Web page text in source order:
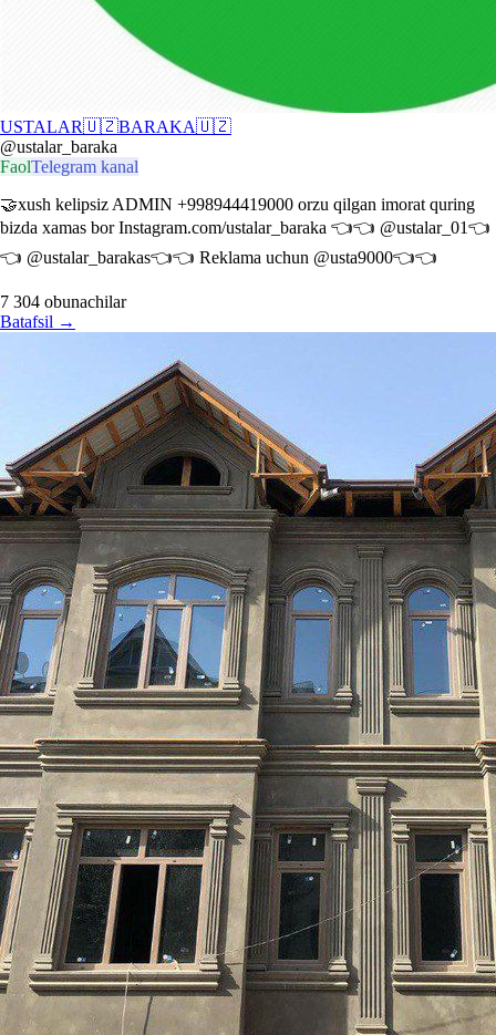
USTALAR🇺🇿BARAKA🇺🇿
@ustalar_baraka
FaolTelegram kanal
🤝xush kelipsiz ADMIN +998944419000 orzu qilgan imorat quring
bizda xamas bor Instagram.com/ustalar_baraka 👈👈 @ustalar_01👈
👈 @ustalar_barakas👈👈 Reklama uchun @usta9000👈👈
7 304 obunachilar
Batafsil →